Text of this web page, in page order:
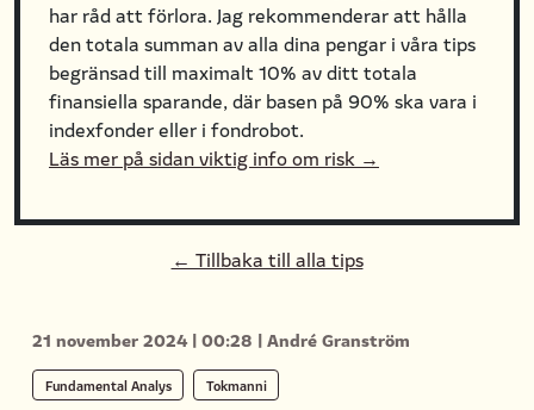
har råd att förlora. Jag rekommenderar att hålla
den totala summan av alla dina pengar i våra tips
begränsad till maximalt 10% av ditt totala
finansiella sparande, där basen på 90% ska vara i
indexfonder eller i fondrobot.
Läs mer på sidan viktig info om risk →
← Tillbaka till alla tips
21 november 2024 |00:28 |André Granström
Fundamental Analys Tokmanni